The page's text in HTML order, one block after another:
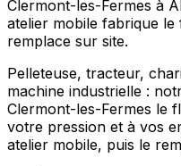
Clermont-les-Fermes à
atelier mobile fabrique
remplace sur site.
Pelleteuse, tracteur,
machine industrielle :
Clermont-les-Fermes le
votre pression et à vos
atelier mobile, puis le